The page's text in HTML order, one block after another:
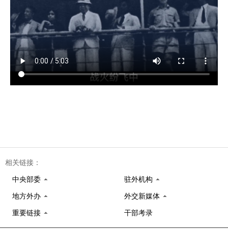
相关链接：
中央部委 驻外机构
地方外办 外交新媒体
重要链接 干部考录